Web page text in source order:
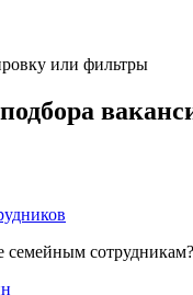
или фильтры
семейным сотрудникам?